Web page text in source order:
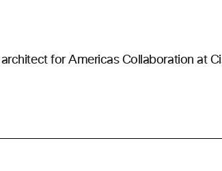
architect for Americas Collaboration at